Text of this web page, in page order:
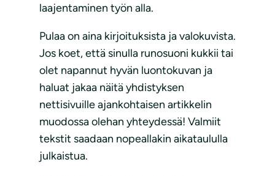
laajentaminen työn alla.
Pulaa on aina kirjoituksista ja valokuvista.
Jos koet, että sinulla runosuoni kukkii tai
olet napannut hyvän luontokuvan ja
haluat jakaa näitä yhdistyksen
nettisivuille ajankohtaisen artikkelin
muodossa olehan yhteydessä! Valmiit
tekstit saadaan nopeallakin aikataululla
julkaistua.